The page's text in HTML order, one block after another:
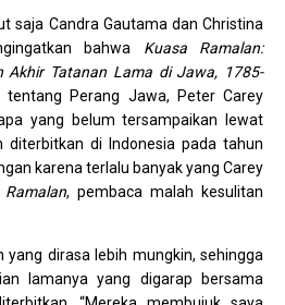
saja Candra Gautama dan Christina
bahwa Kuasa Ramalan:
Akhir Tatanan Lama di Jawa, 1785-
Perang Jawa, Peter Carey
yang belum tersampaikan lewat
diterbitkan di Indonesia pada tahun
karena terlalu banyak yang Carey
Ramalan, pembaca malah kesulitan
yang dirasa lebih mungkin, sehingga
lamanya yang digarap bersama